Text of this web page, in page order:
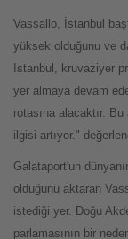
Vassallo, İstanbul
yüksek olduğunu ve
İstanbul, kruvaziyer
yer almaya devam
rotasına alacaktır.
ilgisi artıyor."
Galataport'un
olduğunu aktaran
istediği yer. Doğu
parlamasının bir